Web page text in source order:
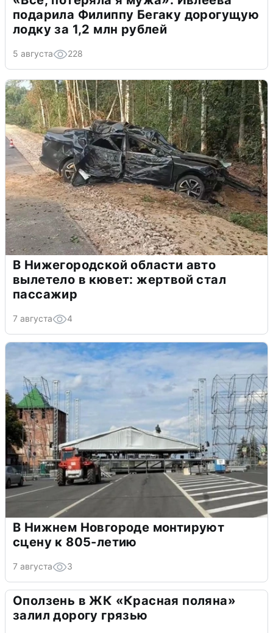
подарила Филиппу Бегаку дорогущую
лодку за 1,2 млн рублей
5 августа 228
В Нижегородской области авто
вылетело в кювет: жертвой стал
пассажир
7 августа 4
В Нижнем Новгороде монтируют
сцену к 805-летию
7 августа 3
Оползень в ЖК «Красная поляна»
залил дорогу грязью